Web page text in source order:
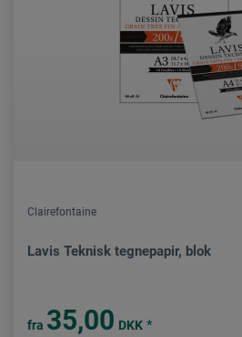
Clairefontaine
Lavis Teknisk tegnepapir, blok
fra 35,00 DKK *